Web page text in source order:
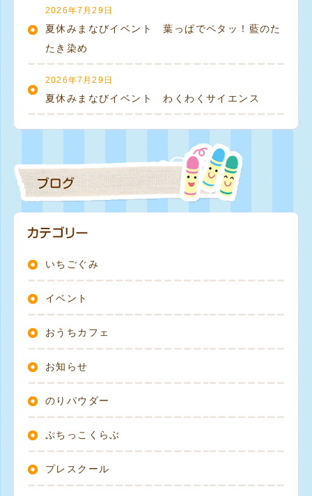
2026年7月29日
夏休みまなびイベント 葉っぱでペタッ！藍のた
たき染め
2026年7月29日
夏休みまなびイベント わくわくサイエンス
いちごぐみ
イベント
おうちカフェ
お知らせ
のりパウダー
ぷちっこくらぶ
プレスクール